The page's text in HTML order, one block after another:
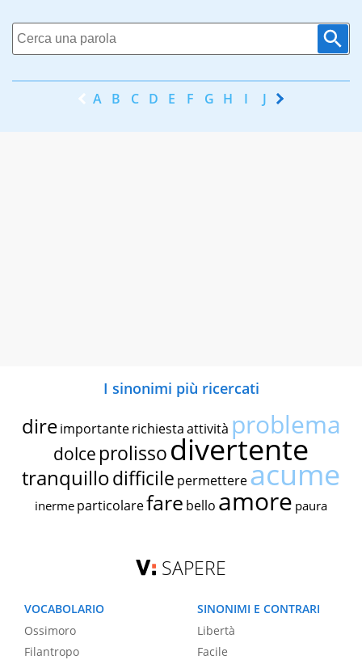
A B C D E F G H I J K
I sinonimi più ricercati
dire importante richiestaattività problema
dolce prolissodivertente
tranquillodifficile permettereacume
inerme particolarefare bello amore paura
SAPERE
VOCABOLARIO
Ossimoro
Filantropo
SINONIMI E CONTRARI
Libertà
Facile